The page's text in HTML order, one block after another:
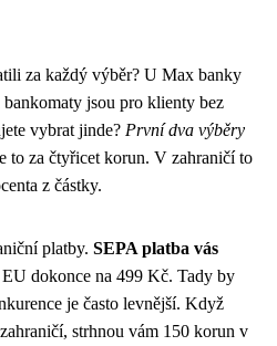
za každý výběr? U Max banky
jsou pro klienty bez
vybrat jinde? První dva výběry
to za čtyřicet korun. V zahraničí to
z částky.
platby. SEPA platba vás
dokonce na 499 Kč. Tady by
je často levnější. Když
strhnou vám 150 korun v